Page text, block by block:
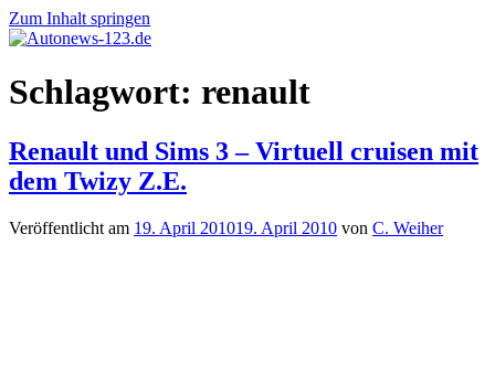
Zum Inhalt springen
Autonews-
123.de
Autonews
mit
Schlagwort: renault
Renault und Sims 3 – Virtuell cruisen mit
dem Twizy Z.E.
Veröffentlicht am 19. April 201019. April 2010 von C. Weiher